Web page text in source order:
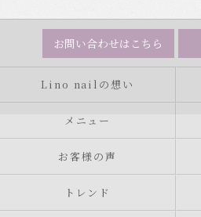
お問い合わせはこちら
Lino nailの想い
メニュー
お客様の声
トレンド